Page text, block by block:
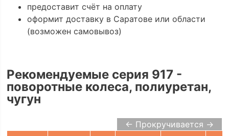
предоставит счёт на оплату
оформит доставку в Саратове или области
(возможен самовывоз)
Рекомендуемые серия 917 -
поворотные колеса, полиуретан,
чугун
← Прокручивается →